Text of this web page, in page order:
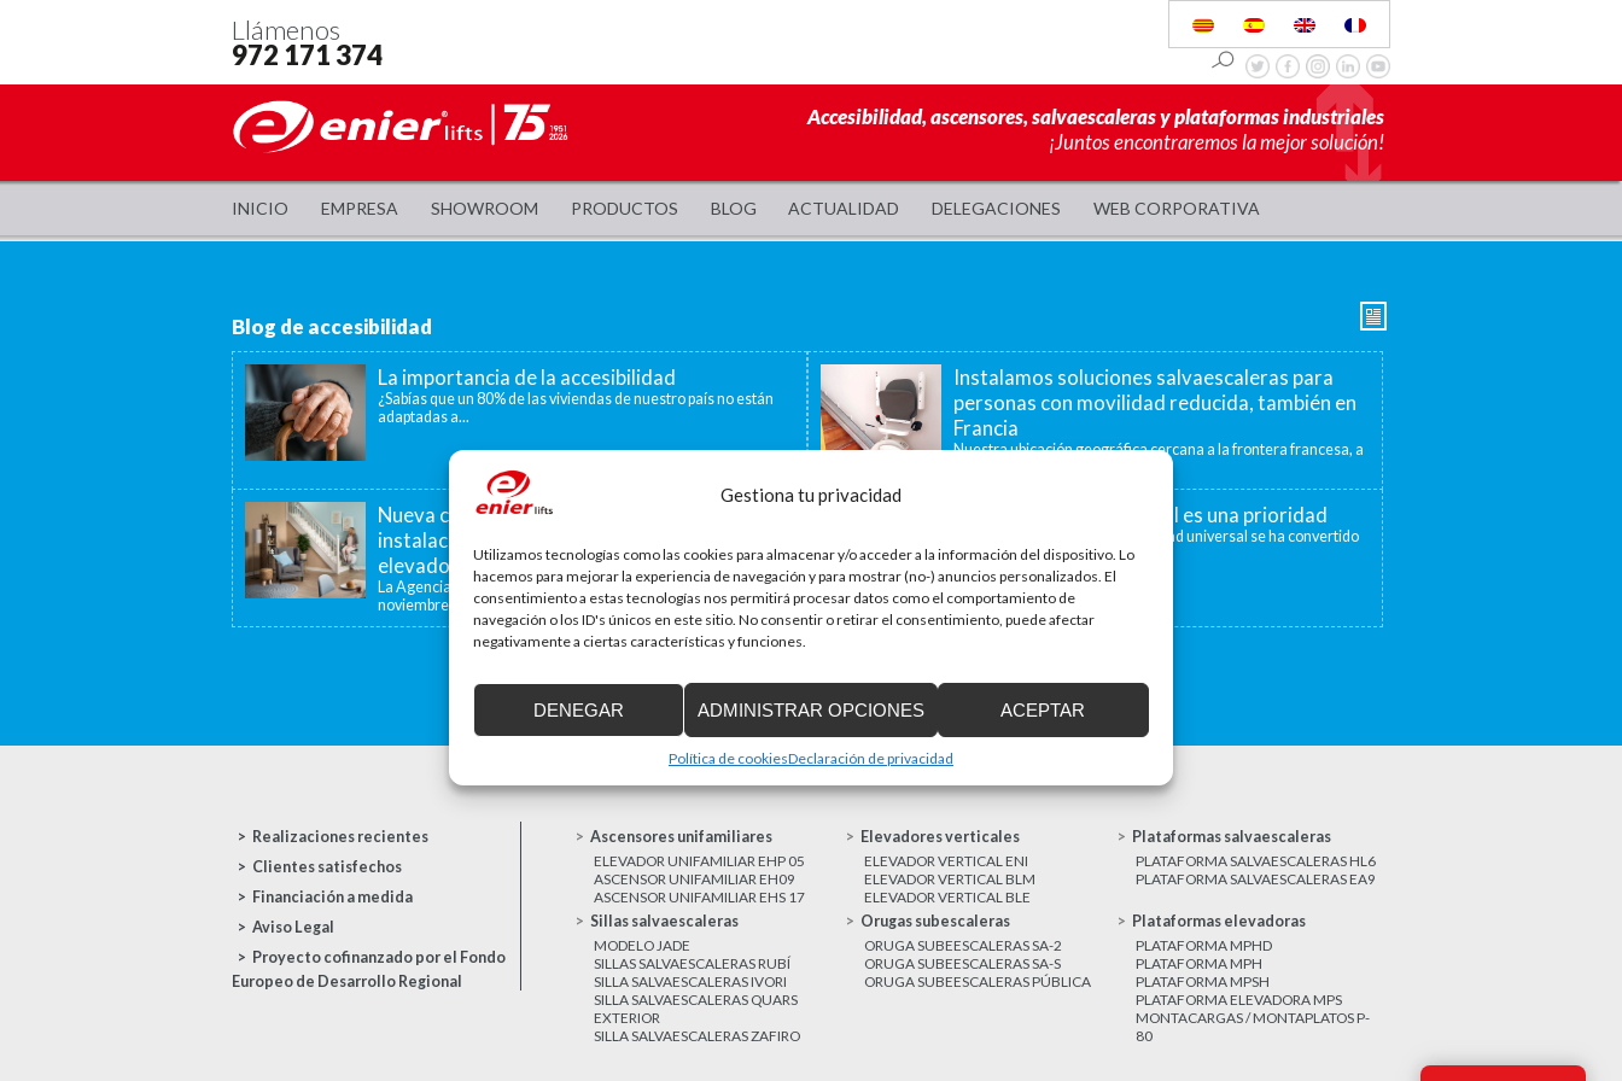
Gestiona tu privacidad
Utilizamos tecnologías como las cookies para almacenar y/o acceder a la información del dispositivo. Lo
hacemos para mejorar la experiencia de navegación y para mostrar (no-) anuncios personalizados. El
consentimiento a estas tecnologías nos permitirá procesar datos como el comportamiento de
navegación o los ID's únicos en este sitio. No consentir o retirar el consentimiento, puede afectar
negativamente a ciertas características y funciones.
ACEPTAR
DENEGAR ADMINISTRAR OPCIONES
Política de cookiesDeclaración de privacidad
Llámenos
972 171 374
Accesibilidad, ascensores, salvaescaleras y plataformas industriales
¡Juntos encontraremos la mejor solución!
INICIO EMPRESA SHOWROOM PRODUCTOS BLOG ACTUALIDAD DELEGACIONES WEB CORPORATIVA
Blog de accesibilidad
La importancia de la accesibilidad
¿Sabías que un 80% de las viviendas de nuestro país no están
adaptadas a...
Instalamos soluciones salvaescaleras para
personas con movilidad reducida, también en
Francia
Nuestra ubicación geográfica cercana a la frontera francesa, a
40 minutos, nos permite ofrecer...
Nueva convocatoria de ayudas para la
instalación de ascensores, plataformas
elevadoras y dispositivos de accesibilidad
La Agencia de la Vivienda de Cataluña aprobó el pasado 15 de
noviembre de...
La accesibilidad universal es una prioridad
En la última década la accesibilidad universal se ha convertido
en una prioridad para...
Realizaciones recientes
Clientes satisfechos
Financiación a medida
Aviso Legal
Proyecto cofinanzado por el Fondo
Europeo de Desarrollo Regional
Ascensores unifamiliares
ELEVADOR UNIFAMILIAR EHP 05
ASCENSOR UNIFAMILIAR EH09
ASCENSOR UNIFAMILIAR EHS 17
Elevadores verticales
ELEVADOR VERTICAL ENI
ELEVADOR VERTICAL BLM
ELEVADOR VERTICAL BLE
Plataformas salvaescaleras
PLATAFORMA SALVAESCALERAS HL6
PLATAFORMA SALVAESCALERAS EA9
Sillas salvaescaleras
MODELO JADE
SILLAS SALVAESCALERAS RUBÍ
SILLA SALVAESCALERAS IVORI
SILLA SALVAESCALERAS QUARS
EXTERIOR
SILLA SALVAESCALERAS ZAFIRO
Orugas subescaleras
ORUGA SUBEESCALERAS SA-2
ORUGA SUBEESCALERAS SA-S
ORUGA SUBEESCALERAS PÚBLICA
Plataformas elevadoras
PLATAFORMA MPHD
PLATAFORMA MPH
PLATAFORMA MPSH
PLATAFORMA ELEVADORA MPS
MONTACARGAS / MONTAPLATOS P-
80